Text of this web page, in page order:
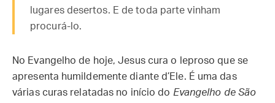
lugares desertos. E de toda parte vinham
procurá-lo.
No Evangelho de hoje, Jesus cura o leproso que se
apresenta humildemente diante d’Ele. É uma das
várias curas relatadas no início do Evangelho de São